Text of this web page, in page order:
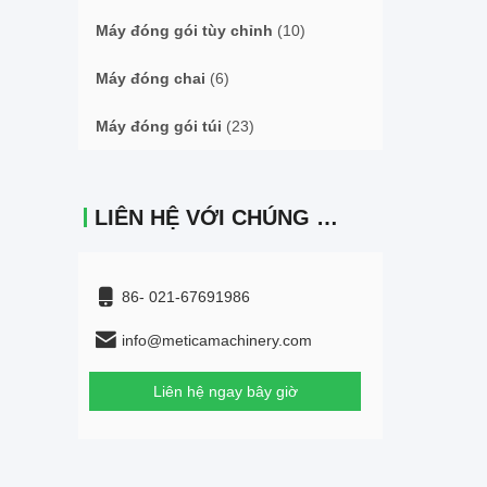
Máy đóng gói tùy chỉnh (10)
Máy đóng chai (6)
Máy đóng gói túi (23)
LIÊN HỆ VỚI CHÚNG TÔI
86- 021-67691986
info@meticamachinery.com
Liên hệ ngay bây giờ